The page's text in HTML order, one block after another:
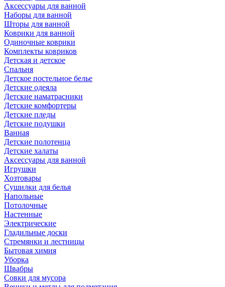
Аксессуары для ванной
Наборы для ванной
Шторы для ванной
Коврики для ванной
Одиночные коврики
Комплекты ковриков
Детская и детское
Спальня
Детское постельное белье
Детские одеяла
Детские наматрасники
Детские комфортеры
Детские пледы
Детские подушки
Ванная
Детские полотенца
Детские халаты
Аксессуары для ванной
Игрушки
Хозтовары
Сушилки для белья
Напольные
Потолочные
Настенные
Электрические
Гладильные доски
Стремянки и лестницы
Бытовая химия
Уборка
Швабры
Совки для мусора